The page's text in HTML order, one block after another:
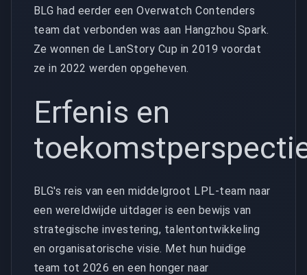
BLG had eerder een Overwatch Contenders
team dat verbonden was aan Hangzhou Spark.
Ze wonnen de LanStory Cup in 2019 voordat
ze in 2022 werden opgeheven.
Erfenis en
BLG's reis van een middelgroot LPL-team naar
een wereldwijde uitdager is een bewijs van
strategische investering, talentontwikkeling
en organisatorische visie. Met hun huidige
team tot 2026 en een honger naar